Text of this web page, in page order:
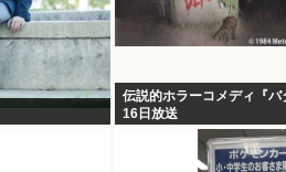
伝説的ホラーコメディ『
16日放送